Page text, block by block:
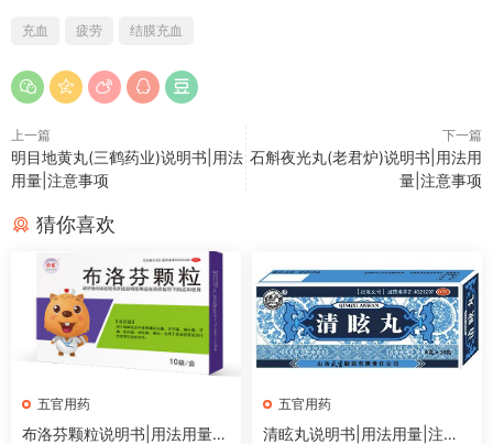
充血 疲劳 结膜充血
上一篇
明目地黄丸(三鹤药业)说明书|用法
用量|注意事项
下一篇
石斛夜光丸(老君炉)说明书|用法用
量|注意事项
猜你喜欢
五官用药
布洛芬颗粒说明书|用法用量|
五官用药
清眩丸说明书|用法用量|注意